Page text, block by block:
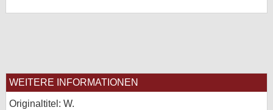
WEITERE INFORMATIONEN
Originaltitel: W.